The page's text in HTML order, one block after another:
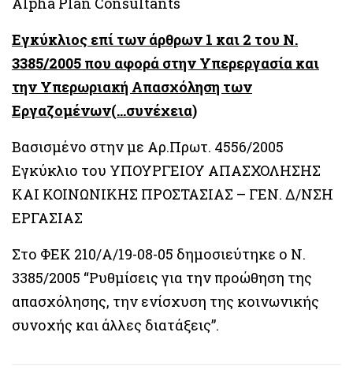
Εγκύκλιος επί των άρθρων 1 και 2 του Ν.
3385/2005 που αφορά στην Υπερεργασία και
την Υπερωριακή Απασχόληση των
Εργαζομένων(…συνέχεια)
Βασισμένο στην με Αρ.Πρωτ. 4556/2005
Εγκύκλιο του ΥΠΟΥΡΓΕΙΟΥ ΑΠΑΣΧΟΛΗΣΗΣ
ΚΑΙ ΚΟΙΝΩΝΙΚΗΣ ΠΡΟΣΤΑΣΙΑΣ – ΓΕΝ. Δ/ΝΣΗ
ΕΡΓΑΣΙΑΣ
Στο ΦΕΚ 210/Α/19-08-05 δημοσιεύτηκε ο Ν.
3385/2005 “Ρυθμίσεις για την προώθηση της
απασχόλησης, την ενίσχυση της κοινωνικής
συνοχής και άλλες διατάξεις”.